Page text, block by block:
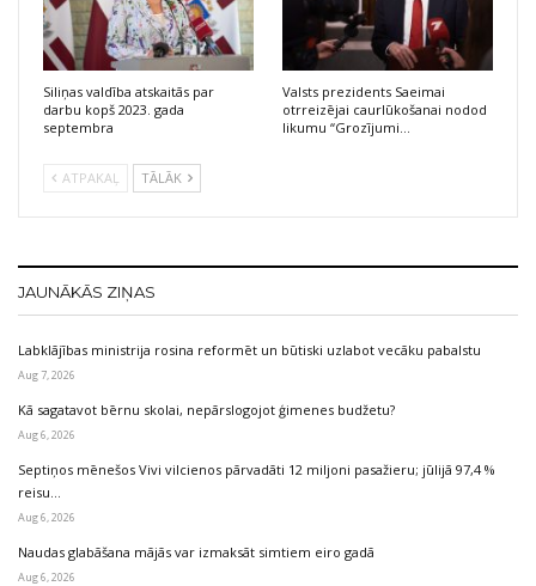
Siliņas valdība atskaitās par
darbu kopš 2023. gada
septembra
Valsts prezidents Saeimai
otrreizējai caurlūkošanai nodod
likumu “Grozījumi…
ATPAKAĻ TĀLĀK
JAUNĀKĀS ZIŅAS
Labklājības ministrija rosina reformēt un būtiski uzlabot vecāku pabalstu
Aug 7, 2026
Kā sagatavot bērnu skolai, nepārslogojot ģimenes budžetu?
Aug 6, 2026
Septiņos mēnešos Vivi vilcienos pārvadāti 12 miljoni pasažieru; jūlijā 97,4 %
reisu…
Aug 6, 2026
Naudas glabāšana mājās var izmaksāt simtiem eiro gadā
Aug 6, 2026